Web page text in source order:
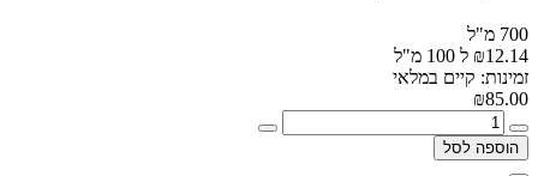
700 מ"ל
₪12.14 ל 100 מ"ל
זמינות: קיים במלאי
₪85.00
הוספה לסל